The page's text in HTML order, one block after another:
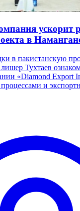
ускорит
в
в пакистанскую
Тухтаев
«Diamond Export
и